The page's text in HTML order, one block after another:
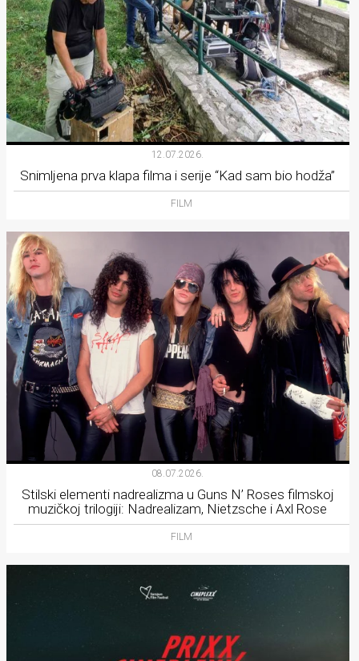
12.07.2026.
Snimljena prva klapa filma i serije “Kad sam bio hodža”
FILM
08.07.2026.
Stilski elementi nadrealizma u Guns N’ Roses filmskoj
muzičkoj trilogiji: Nadrealizam, Nietzsche i Axl Rose
FILM